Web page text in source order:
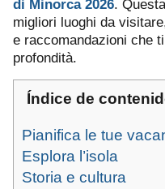
di Minorca 2026.
migliori luoghi da
e raccomandazioni che
profondità.
Índice de
Pianifica le tue
Esplora l’isola
Storia e cultura